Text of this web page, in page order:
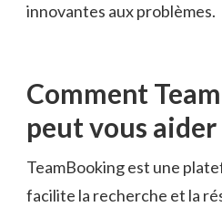
innovantes aux problèmes.
Comment
peut vous aider
TeamBooking est une
facilite la recherche et la